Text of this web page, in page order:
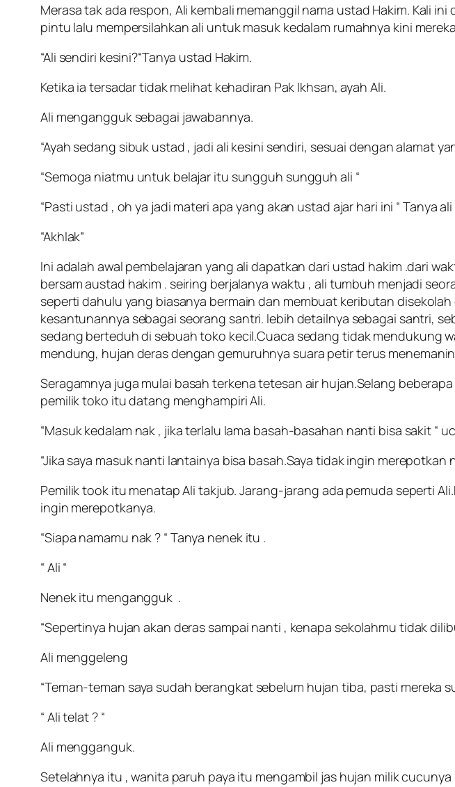
Merasa tak ada respon, Ali kembali memanggil nama ustad Hakim. Kali
pintu lalu mempersilahkan ali untuk masuk kedalam rumahnya kini
“Ali sendiri kesini?“Tanya ustad Hakim.
Ketika ia tersadar tidak melihat kehadiran Pak Ikhsan, ayah Ali.
Ali mengangguk sebagai jawabannya.
“Ayah sedang sibuk ustad , jadi ali kesini sendiri, sesuai dengan alamat
“Semoga niatmu untuk belajar itu sungguh sungguh ali “
“Pasti ustad , oh ya jadi materi apa yang akan ustad ajar hari ini “ Tanya ali
“Akhlak”
Ini adalah awal pembelajaran yang ali dapatkan dari ustad hakim .dari
bersam austad hakim . seiring berjalanya waktu , ali tumbuh menjadi
seperti dahulu yang biasanya bermain dan membuat keributan
kesantunannya sebagai seorang santri. lebih detailnya sebagai santri,
sedang berteduh di sebuah toko kecil.Cuaca sedang tidak mendukung
mendung, hujan deras dengan gemuruhnya suara petir terus
Seragamnya juga mulai basah terkena tetesan air hujan.Selang
pemilik toko itu datang menghampiri Ali.
“Masuk kedalam nak , jika terlalu lama basah-basahan nanti bisa sakit “
“Jika saya masuk nanti lantainya bisa basah.Saya tidak ingin merepotkan
Pemilik took itu menatap Ali takjub. Jarang-jarang ada pemuda seperti
ingin merepotkanya.
“Siapa namamu nak ? “ Tanya nenek itu .
“ Ali “
Nenek itu mengangguk .
“Sepertinya hujan akan deras sampai nanti , kenapa sekolahmu tidak
Ali menggeleng
“Teman-teman saya sudah berangkat sebelum hujan tiba, pasti mereka
“ Ali telat ? “
Ali mengganguk.
Setelahnya itu , wanita paruh paya itu mengambil jas hujan milik cucunya